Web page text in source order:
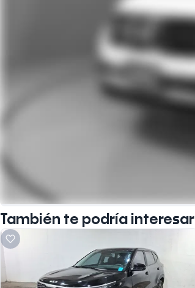
También te podría interesar